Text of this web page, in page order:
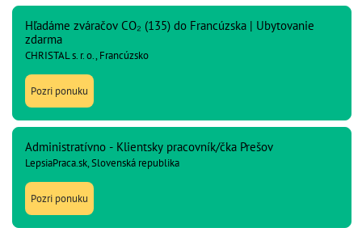
Hľadáme zváračov CO₂ (135) do Francúzska | Ubytovanie
zdarma
CHRISTAL s. r. o., Francúzsko
Pozri ponuku
Administratívno - Klientsky pracovník/čka Prešov
LepsiaPraca.sk, Slovenská republika
Pozri ponuku